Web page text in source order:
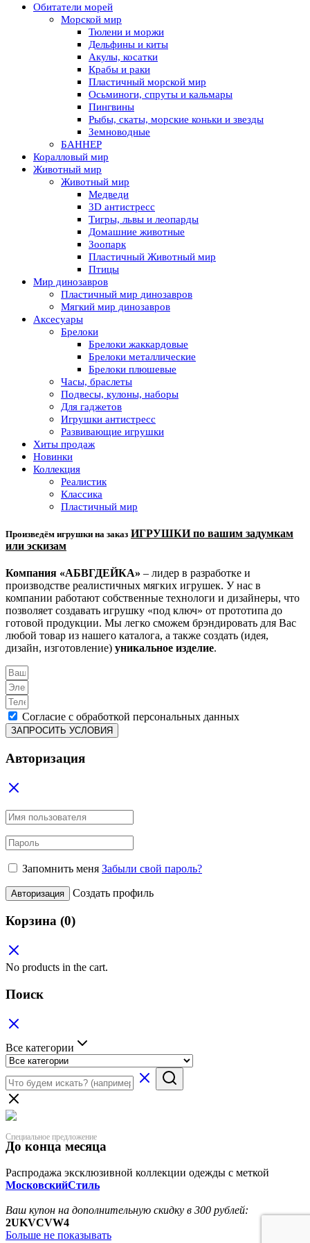
Обитатели морей
Морской мир
Тюлени и моржи
Дельфины и киты
Акулы, косатки
Крабы и раки
Пластичный морской мир
Осьминоги, спруты и кальмары
Пингвины
Рыбы, скаты, морские коньки и звезды
Земноводные
БАННЕР
Коралловый мир
Животный мир
Животный мир
Медведи
3D антистресс
Тигры, львы и леопарды
Домашние животные
Зоопарк
Пластичный Животный мир
Птицы
Мир динозавров
Пластичный мир динозавров
Мягкий мир динозавров
Аксесуары
Брелоки
Брелоки жаккардовые
Брелоки металлические
Брелоки плюшевые
Часы, браслеты
Подвесы, кулоны, наборы
Для гаджетов
Игрушки антистресс
Развивающие игрушки
Хиты продаж
Новинки
Коллекция
Реалистик
Классика
Пластичный мир
Произведём игрушки на заказ ИГРУШКИ по вашим задумкам
или эскизам
Компания «АБВГДЕЙКА» – лидер в разработке и
производстве реалистичных мягких игрушек. У нас в
компании работают собственные технологи и дизайнеры, что
позволяет создавать игрушку «под ключ» от прототипа до
готовой продукции. Мы легко сможем брэндировать для Вас
любой товар из нашего каталога, а также создать (идея,
дизайн, изготовление) уникальное изделие.
Согласие с обработкой персональных данных
ЗАПРОСИТЬ УСЛОВИЯ
Авторизация
Запомнить меня Забыли свой пароль?
Авторизация Создать профиль
Корзина (0)
No products in the cart.
Поиск
Все категории
Специальное предложение
До конца месяца
Распродажа эксклюзивной коллекции одежды с меткой
МосковскийСтиль
Ваш купон на дополнительную скидку в 300 рублей:
2UKVCVW4
Больше не показывать